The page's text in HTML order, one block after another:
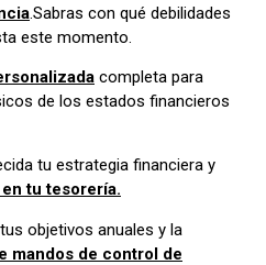
.Sabras con qué debilidades
este momento.
completa para
de los estados financieros
tu estrategia financiera y
tu tesorería.
objetivos anuales y la
mandos de control de